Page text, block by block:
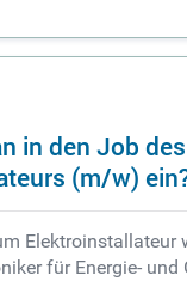
in den Job des
(m/w)
Elektroinstallateur
für Energie- und